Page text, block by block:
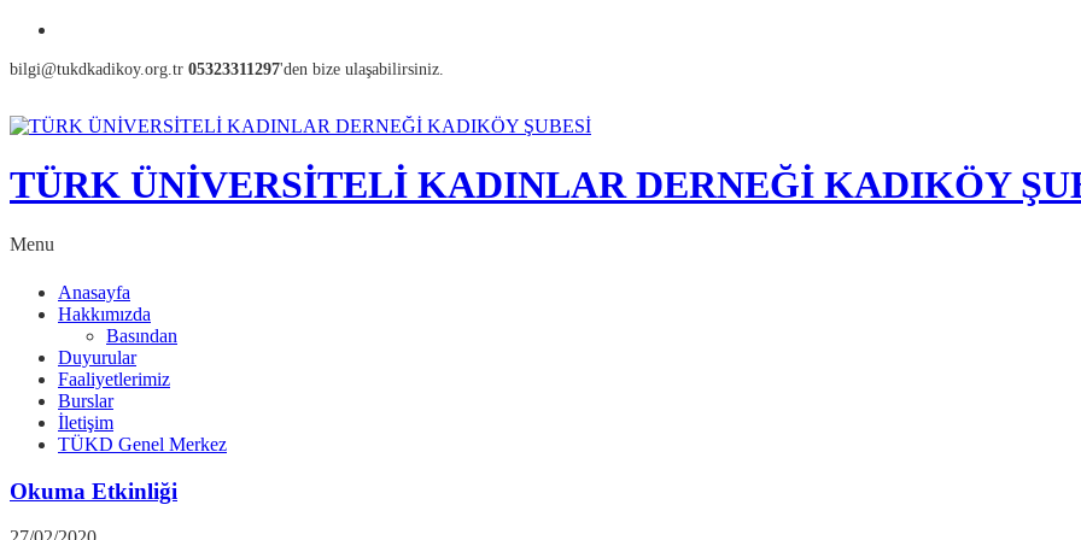
bilgi@tukdkadikoy.org.tr 05323311297'den bize ulaşabilirsiniz.
TÜRK ÜNİVERSİTELİ KADINLAR DERNEĞİ KADIKÖY
Menu
Anasayfa
Hakkımızda
Basından
Duyurular
Faaliyetlerimiz
Burslar
İletişim
TÜKD Genel Merkez
Okuma Etkinliği